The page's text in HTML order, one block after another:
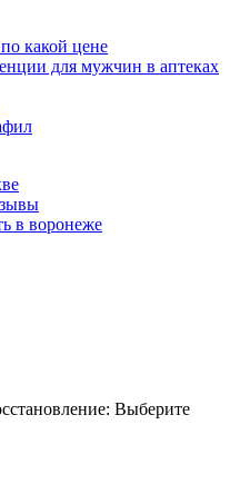
какой цене
для мужчин в аптеках
в воронеже
Выберите